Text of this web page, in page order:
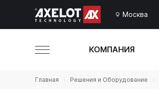
Москва
КОМПАНИЯ
Главная Решения и Оборудование